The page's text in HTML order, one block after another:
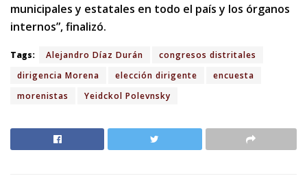
municipales y estatales en todo el país y los órganos
internos”, finalizó.
Tags: Alejandro Díaz Durán
congresos distritales
dirigencia Morena
elección dirigente
encuesta
morenistas
Yeidckol Polevnsky